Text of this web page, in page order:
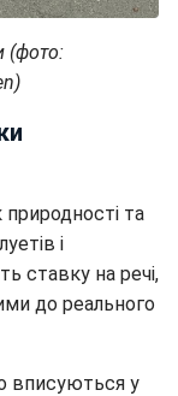
(фото:
природності та
і
ставку на речі,
до реального
вписуються у